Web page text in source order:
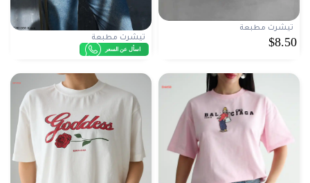
تيشرت مطبعة
$8.50 تيشرت مطبعة
اسأل عن السعر